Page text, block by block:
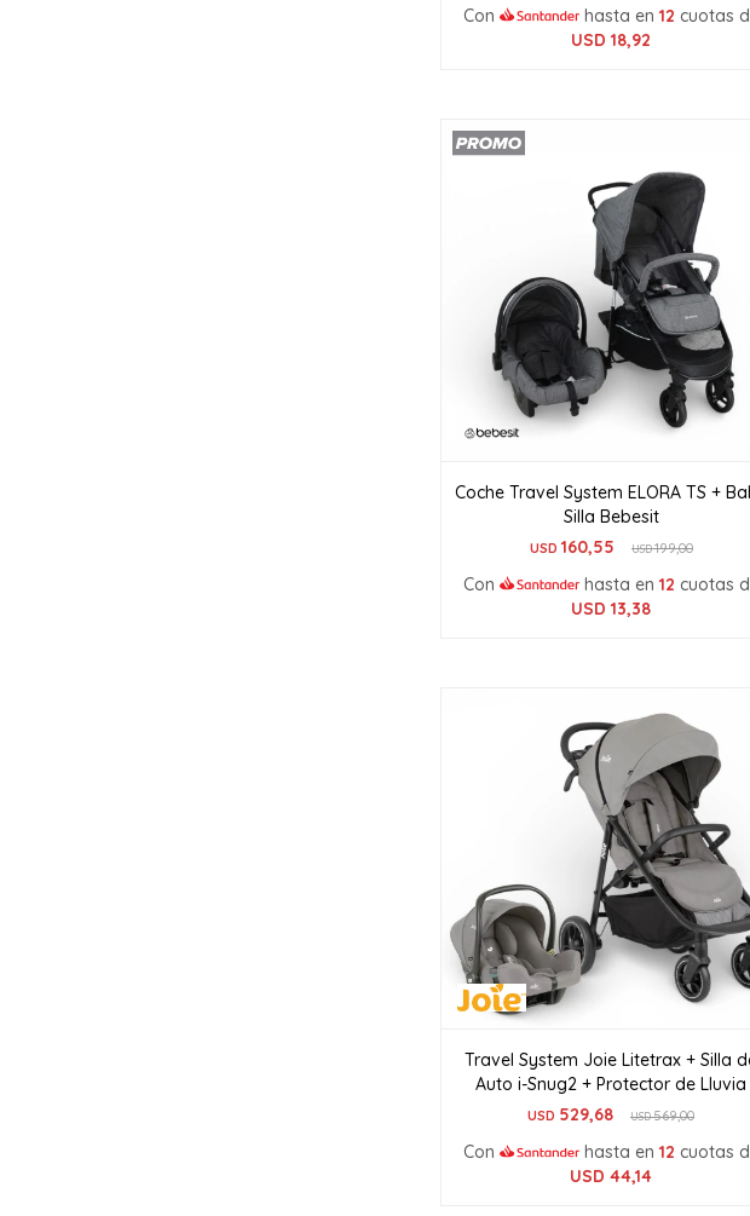
Con hasta en 12 cuotas
USD 18,92
Coche Travel System ELORA TS +
Silla Bebesit
USD 160,55 USD199,00
Con hasta en 12 cuotas
USD 13,38
Travel System Joie Litetrax + Silla
Auto i-Snug2 + Protector de Lluvia
USD 529,68 USD569,00
Con hasta en 12 cuotas
USD 44,14